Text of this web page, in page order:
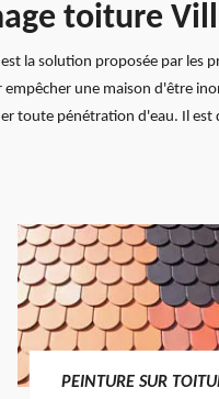
toiture
la solution proposée par
une maison d'être
toute pénétration d'eau. Il
PEINTURE SUR